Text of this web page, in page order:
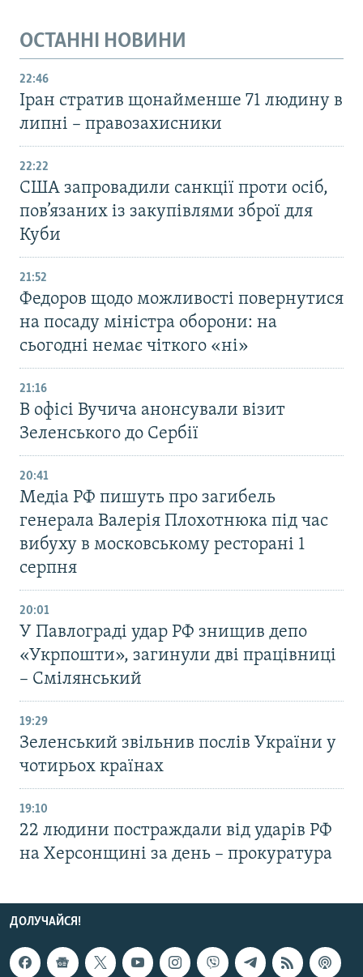
ОСТАННІ НОВИНИ
22:46
Іран стратив щонайменше 71 людину в
липні – правозахисники
22:22
США запровадили санкції проти осіб,
пов’язаних із закупівлями зброї для
Куби
21:52
Федоров щодо можливості повернутися
на посаду міністра оборони: на
сьогодні немає чіткого «ні»
21:16
В офісі Вучича анонсували візит
Зеленського до Сербії
20:41
Медіа РФ пишуть про загибель
генерала Валерія Плохотнюка під час
вибуху в московському ресторані 1
серпня
20:01
У Павлограді удар РФ знищив депо
«Укрпошти», загинули дві працівниці
– Смілянський
19:29
Зеленський звільнив послів України у
чотирьох країнах
19:10
22 людини постраждали від ударів РФ
на Херсонщині за день – прокуратура
ДОЛУЧАЙСЯ!